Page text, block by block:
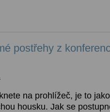
postřehy z
na prohlížeč, je to
housku. Jak se